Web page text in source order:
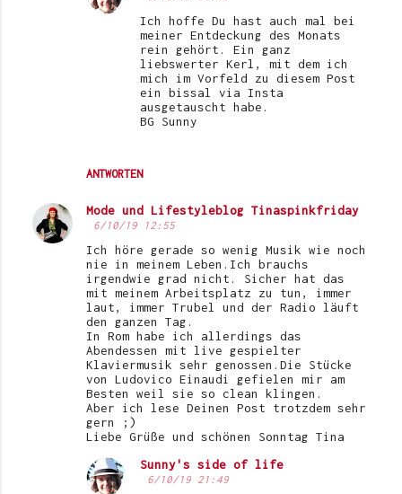
ANTWORTEN
Ich hoffe Du hast auch mal bei
meiner Entdeckung des Monats
rein gehört. Ein ganz
liebswerter Kerl, mit dem ich
mich im Vorfeld zu diesem Post
ein bissal via Insta
ausgetauscht habe.
BG Sunny
Mode und Lifestyleblog Tinaspinkfriday
6/10/19 12:55
Ich höre gerade so wenig Musik wie noch
nie in meinem Leben.Ich brauchs
irgendwie grad nicht. Sicher hat das
mit meinem Arbeitsplatz zu tun, immer
laut, immer Trubel und der Radio läuft
den ganzen Tag.
In Rom habe ich allerdings das
Abendessen mit live gespielter
Klaviermusik sehr genossen.Die Stücke
von Ludovico Einaudi gefielen mir am
Besten weil sie so clean klingen.
Aber ich lese Deinen Post trotzdem sehr
gern ;)
Liebe Grüße und schönen Sonntag Tina
Sunny's side of life
6/10/19 21:49